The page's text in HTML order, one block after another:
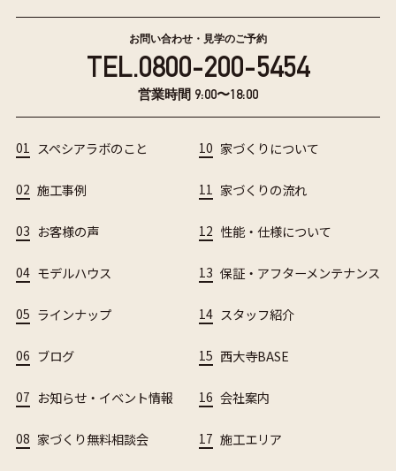
お問い合わせ・見学のご予約
TEL.0800-200-5454
営業時間 9:00〜18:00
01 スペシアラボのこと
02 施工事例
03 お客様の声
04 モデルハウス
05 ラインナップ
06 ブログ
07 お知らせ・イベント情報
08 家づくり無料相談会
10 家づくりについて
11 家づくりの流れ
12 性能・仕様について
13 保証・アフターメンテナンス
14 スタッフ紹介
15 西大寺BASE
16 会社案内
17 施工エリア